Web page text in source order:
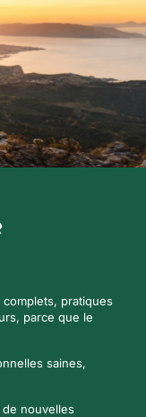
pratiques
parce que le
saines,
nouvelles